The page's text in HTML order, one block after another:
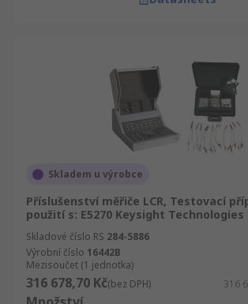
Skladem u výrobce
Příslušenství měřiče LCR, Testovací
použití s: E5270 Keysight Technologies
Skladové číslo RS 284-5886
Výrobní číslo 16442B
Mezisoučet (1 jednotka)
316 678,70 Kč(bez DPH) 316